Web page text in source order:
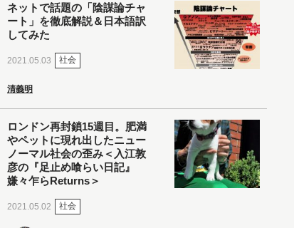
ネットで話題の「陰謀論チャ
ート」を徹底解説＆日本語訳
してみた
2021.05.03 社会
清義明
ロンドン再封鎖15週目。肥満
やペットに現れ出したニュー
ノーマル社会の歪み＜入江敦
彦の『足止め喰らい日記』
嫌々乍らReturns＞
2021.05.02 社会